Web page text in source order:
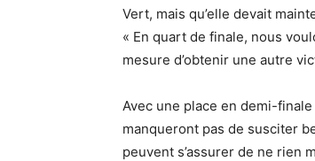
Vert, mais qu’elle devait
« En quart de finale, nous
mesure d’obtenir une autre
Avec une place en demi-
manqueront pas de susciter
peuvent s’assurer de ne rien